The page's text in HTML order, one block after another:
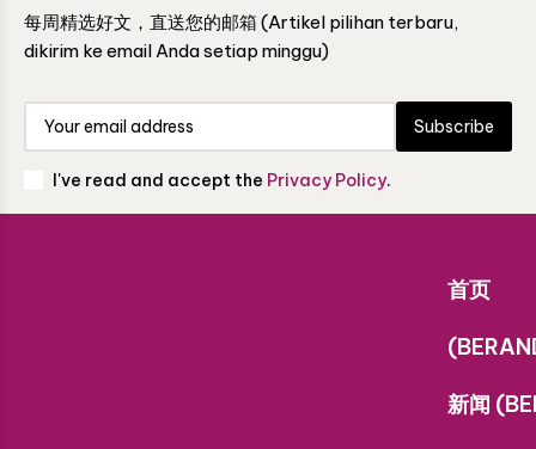
每周精选好文，直送您的邮箱 (Artikel pilihan terbaru,
dikirim ke email Anda setiap minggu)
Subscribe
I've read and accept the Privacy Policy.
首页
新闻